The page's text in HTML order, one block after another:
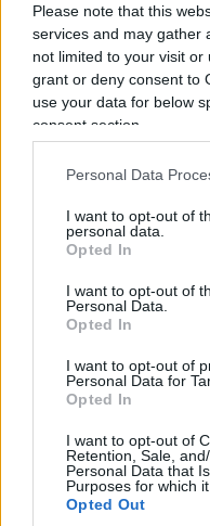
Please note that this
services and may gather
not limited to your visit or
grant or deny consent to
use your data for below
consent section.
Personal Data
I want to opt-out of
personal data.
Opted In
I want to opt-out of
Personal Data.
Opted In
I want to opt-out of
Personal Data for
Opted In
I want to opt-out of
Retention, Sale,
Personal Data that
Purposes for which
Opted Out
avvocati non
fermezza per
Ovviamente
piccolo dettaglio
della pubblica
di ricercare anche le
promotori del No al
Insomma, se tanto
prossimo autunno
belle su questa